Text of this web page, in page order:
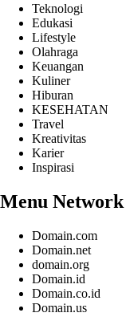
Teknologi
Edukasi
Lifestyle
Olahraga
Keuangan
Kuliner
Hiburan
KESEHATAN
Travel
Kreativitas
Karier
Inspirasi
Menu Network
Domain.com
Domain.net
domain.org
Domain.id
Domain.co.id
Domain.us